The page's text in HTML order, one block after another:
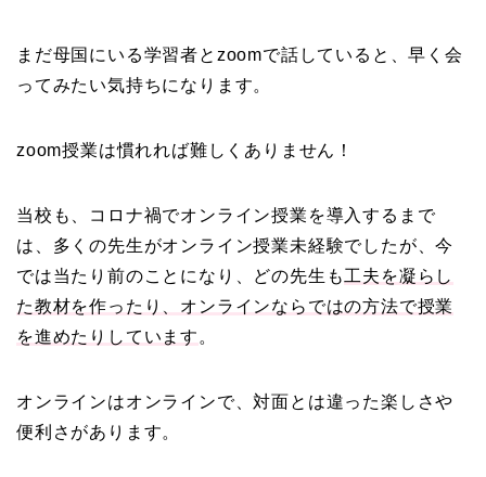
まだ母国にいる学習者とzoomで話していると、早く会
ってみたい気持ちになります。
zoom授業は慣れれば難しくありません！
当校も、コロナ禍でオンライン授業を導入するまで
は、多くの先生がオンライン授業未経験でしたが、今
では当たり前のことになり、どの先生も工夫を凝らし
た教材を作ったり、オンラインならではの方法で授業
を進めたりしています 。
オンラインはオンラインで、対面とは違った楽しさや
便利さがあります。